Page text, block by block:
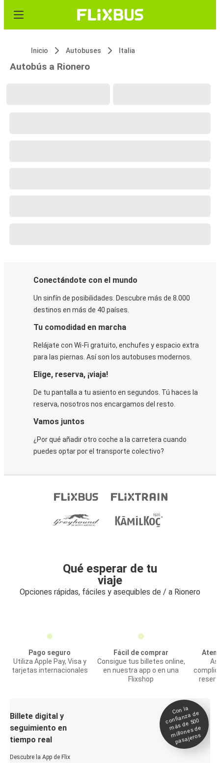
Inicio Autobuses Italia
Autobús a Rionero
Conectándote con el mundo
Un sinfín de posibilidades. Descubre más de 8.000
destinos en más de 40 países.
Tu comodidad en marcha
Relájate con Wi-Fi gratuito, enchufes y espacio extra
para las piernas. Así son los autobuses modernos.
Elige, reserva, ¡viaja!
De tu pantalla a tu asiento en segundos. Tú haces la
reserva, nosotros nos encargamos del resto.
Vamos juntos
¿Por qué añadir otro coche a la carretera cuando
puedes optar por el transporte colectivo?
Qué esperar de tu
viaje
Opciones rápidas, fáciles y asequibles de / a Rionero
Pago seguro
Utiliza Apple Pay, Visa y
tarjetas internacionales
Fácil de comprar
Consigue tus billetes online,
en nuestra app o en una
Flixshop
Billete digital y
seguimiento en
tiempo real
Descubre la App de Flix
Con la
confianza de
más de 500
millones de
pasajeros